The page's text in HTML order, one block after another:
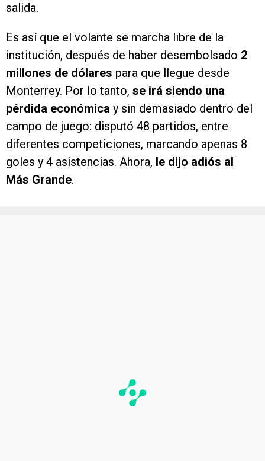
salida.
Es así que el volante se marcha libre de la
institución, después de haber desembolsado 2
millones de dólares para que llegue desde
Monterrey. Por lo tanto, se irá siendo una
pérdida económica y sin demasiado dentro del
campo de juego: disputó 48 partidos, entre
diferentes competiciones, marcando apenas 8
goles y 4 asistencias. Ahora, le dijo adiós al
Más Grande.